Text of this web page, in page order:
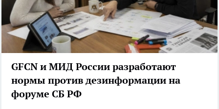
GFCN и МИД России разработают
нормы против дезинформации на
форуме СБ РФ